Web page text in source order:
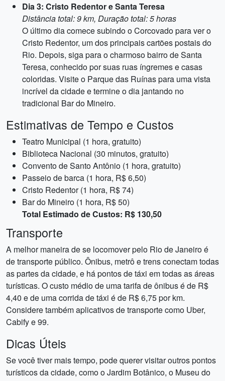
Dia 3: Cristo Redentor e Santa Teresa
Distância total: 9 km, Duração total: 5 horas
O último dia comece subindo o Corcovado para ver o
Cristo Redentor, um dos principais cartões postais do
Rio. Depois, siga para o charmoso bairro de Santa
Teresa, conhecido por suas ruas íngremes e casas
coloridas. Visite o Parque das Ruínas para uma vista
incrível da cidade e termine o dia jantando no
tradicional Bar do Mineiro.
Estimativas de Tempo e Custos
Teatro Municipal (1 hora, gratuito)
Biblioteca Nacional (30 minutos, gratuito)
Convento de Santo Antônio (1 hora, gratuito)
Passeio de barca (1 hora, R$ 6,50)
Cristo Redentor (1 hora, R$ 74)
Bar do Mineiro (1 hora, R$ 50)
Total Estimado de Custos: R$ 130,50
Transporte
A melhor maneira de se locomover pelo Rio de Janeiro é
de transporte público. Ônibus, metrô e trens conectam todas
as partes da cidade, e há pontos de táxi em todas as áreas
turísticas. O custo médio de uma tarifa de ônibus é de R$
4,40 e de uma corrida de táxi é de R$ 6,75 por km.
Considere também aplicativos de transporte como Uber,
Cabify e 99.
Dicas Úteis
Se você tiver mais tempo, pode querer visitar outros pontos
turísticos da cidade, como o Jardim Botânico, o Museu do